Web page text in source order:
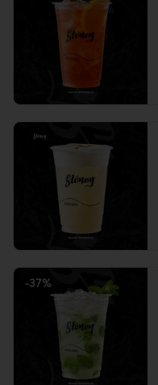
-37%